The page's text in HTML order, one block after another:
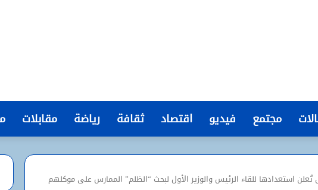
مجتمع فيديو اقتصاد ثقافة رياضة مقابلات
استعدادها للقاء الرئيس والوزير الأول لبحث “الظلم” الممارس على موكلهم